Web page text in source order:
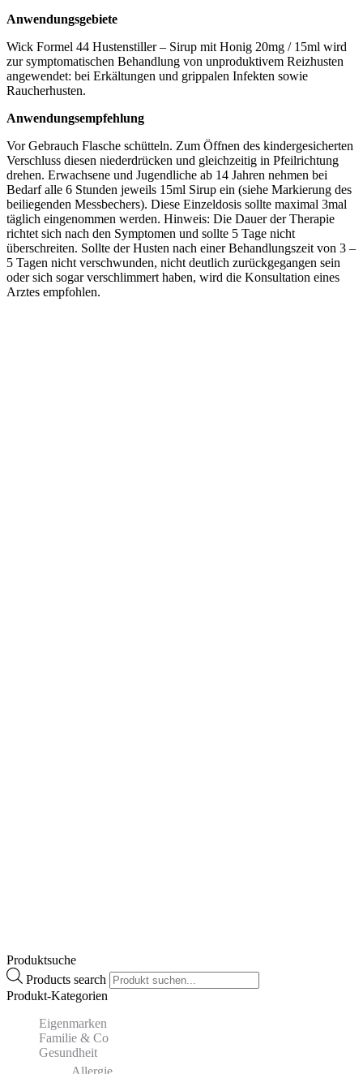
Anwendungsgebiete
Wick Formel 44 Hustenstiller – Sirup mit Honig 20mg / 15ml wird
zur symptomatischen Behandlung von unproduktivem Reizhusten
angewendet: bei Erkältungen und grippalen Infekten sowie
Raucherhusten.
Anwendungsempfehlung
Vor Gebrauch Flasche schütteln. Zum Öffnen des kindergesicherten
Verschluss diesen niederdrücken und gleichzeitig in Pfeilrichtung
drehen. Erwachsene und Jugendliche ab 14 Jahren nehmen bei
Bedarf alle 6 Stunden jeweils 15ml Sirup ein (siehe Markierung des
beiliegenden Messbechers). Diese Einzeldosis sollte maximal 3mal
täglich eingenommen werden. Hinweis: Die Dauer der Therapie
richtet sich nach den Symptomen und sollte 5 Tage nicht
überschreiten. Sollte der Husten nach einer Behandlungszeit von 3 –
5 Tagen nicht verschwunden, nicht deutlich zurückgegangen sein
oder sich sogar verschlimmert haben, wird die Konsultation eines
Arztes empfohlen.
Produktsuche
Products search
Produkt-Kategorien
Eigenmarken
Familie & Co
Gesundheit